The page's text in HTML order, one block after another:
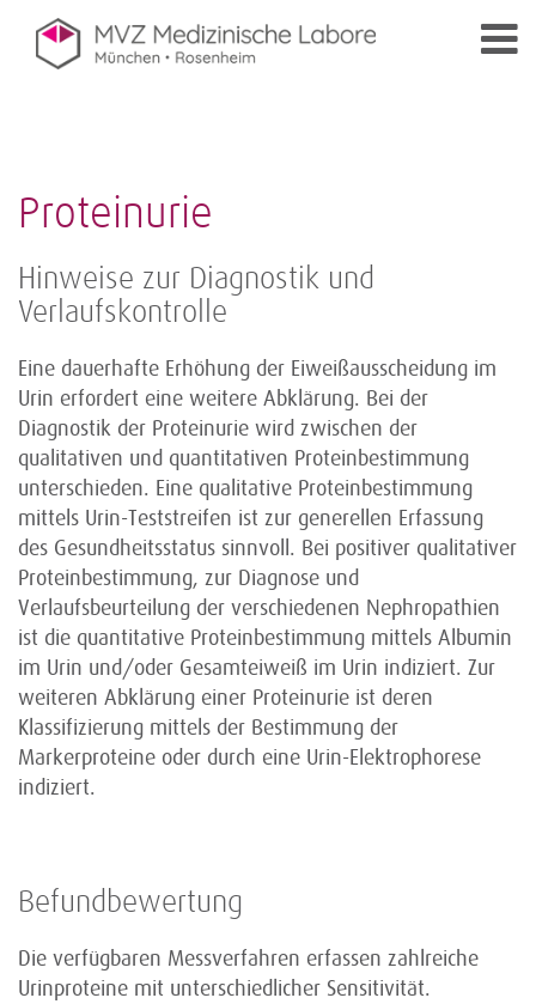
Proteinurie
Hinweise zur Diagnostik und
Verlaufskontrolle
Eine dauerhafte Erhöhung der Eiweißausscheidung im
Urin erfordert eine weitere Abklärung. Bei der
Diagnostik der Proteinurie wird zwischen der
qualitativen und quantitativen Proteinbestimmung
unterschieden. Eine qualitative Proteinbestimmung
mittels Urin-Teststreifen ist zur generellen Erfassung
des Gesundheitsstatus sinnvoll. Bei positiver qualitativer
Proteinbestimmung, zur Diagnose und
Verlaufsbeurteilung der verschiedenen Nephropathien
ist die quantitative Proteinbestimmung mittels Albumin
im Urin und/oder Gesamteiweiß im Urin indiziert. Zur
weiteren Abklärung einer Proteinurie ist deren
Klassifizierung mittels der Bestimmung der
Markerproteine oder durch eine Urin-Elektrophorese
indiziert.
Befundbewertung
Die verfügbaren Messverfahren erfassen zahlreiche
Urinproteine mit unterschiedlicher Sensitivität.